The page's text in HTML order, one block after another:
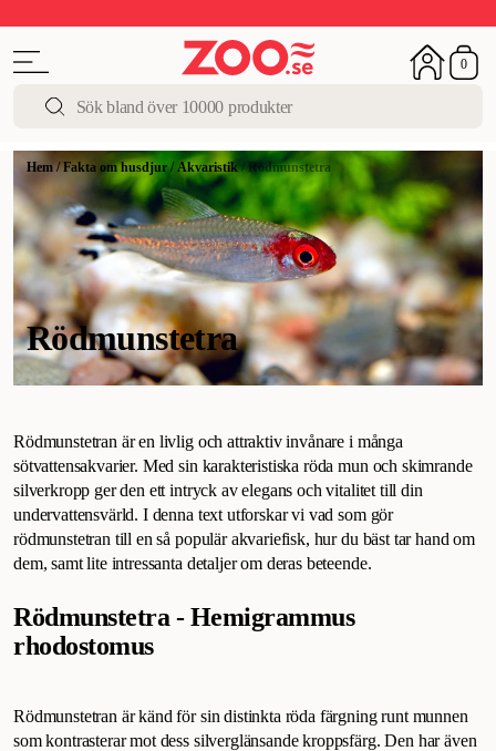
0
Hem/Fakta om husdjur/Akvaristik/Rödmunstetra
Rödmunstetra
Rödmunstetran är en livlig och attraktiv invånare i många
sötvattensakvarier. Med sin karakteristiska röda mun och skimrande
silverkropp ger den ett intryck av elegans och vitalitet till din
undervattensvärld. I denna text utforskar vi vad som gör
rödmunstetran till en så populär akvariefisk, hur du bäst tar hand om
dem, samt lite intressanta detaljer om deras beteende.
Rödmunstetra - Hemigrammus
rhodostomus
Rödmunstetran är känd för sin distinkta röda färgning runt munnen
som kontrasterar mot dess silverglänsande kroppsfärg. Den har även